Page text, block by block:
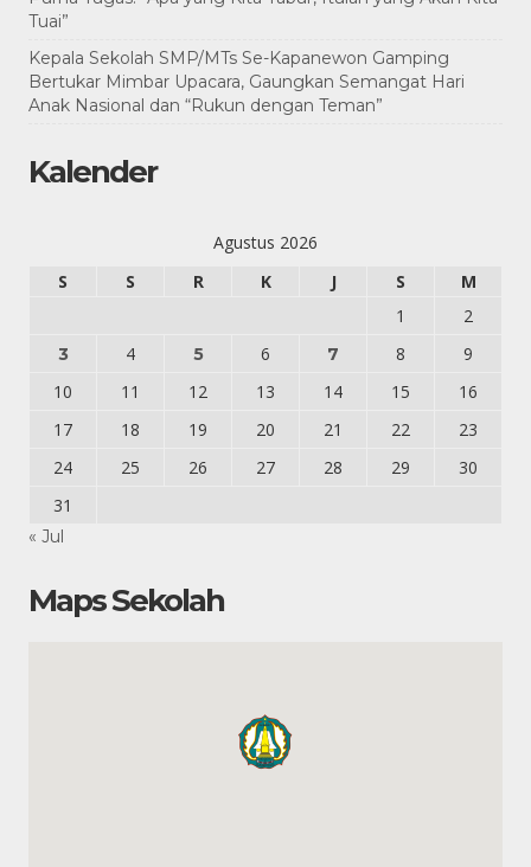
Tuai”
Kepala Sekolah SMP/MTs Se-Kapanewon Gamping
Bertukar Mimbar Upacara, Gaungkan Semangat Hari
Anak Nasional dan “Rukun dengan Teman”
Kalender
Agustus 2026
S
S R K J S
M
1
2
3 4 5 6 7 8
9
10
11 12 13 14 15
16
17
18 19 20 21 22
23
24
25 26 27 28 29
30
31
« Jul
Maps Sekolah